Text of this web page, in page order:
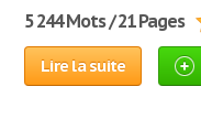
5 244 Mots / 21 Pages
Lire la suite